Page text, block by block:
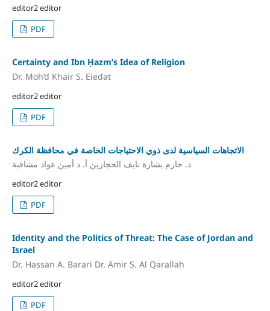
editor2 editor
PDF
Certainty and Ibn Ḥazm’s Idea of Religion
Dr. Moh’d Khair S. Eiedat
editor2 editor
PDF
الاتجاهات السياسية لدى ذوي الاحتياجات الخاصة في محافظة الكرك
د. حازم بشارة نايف الحجازين أ. د أمين عواد مشاقبة
editor2 editor
PDF
Identity and the Politics of Threat: The Case of Jordan and
Israel
Dr. Hassan A. Barari Dr. Amir S. Al Qarallah
editor2 editor
PDF